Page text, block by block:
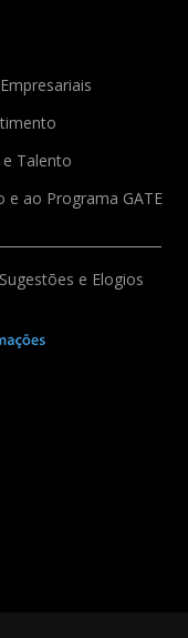
Talento
e ao Programa GATE
e Elogios